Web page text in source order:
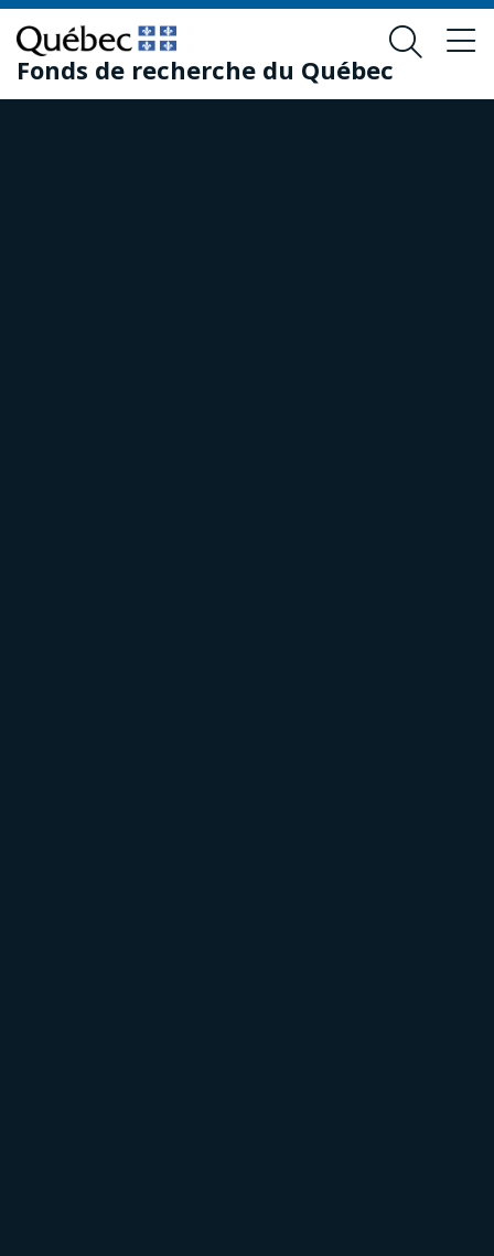
Skip
to
main
content
Skip
to
footer
Fonds de recherche du Québec